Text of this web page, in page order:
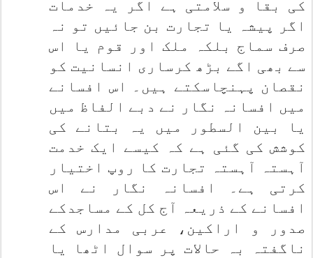
کی بقا و سلامتی ہے اگر یہ خدمات
اگر پیشہ یا تجارت بن جائیں تو نہ
صرف سماج بلکہ ملک اور قوم یا اس
سے بھی اگے بڑھ کرساری انسانیت کو
نقصان پہنچاسکتے ہیں۔ اس افسانے
میں افسانہ نگار نے دبے الفاظ میں
یا بین السطور میں یہ بتانے کی
کوشش کی گئی ہے کہ کیسے ایک خدمت
آہستہ آہستہ تجارت کا روپ اختیار
کرتی ہے۔ افسانہ نگار نے اس
افسانے کے ذریعہ آج کل کے مساجدکے
صدور و اراکین، عربی مدارس کے
ناگفتہ بہ حالات پر سوال اٹھا یا